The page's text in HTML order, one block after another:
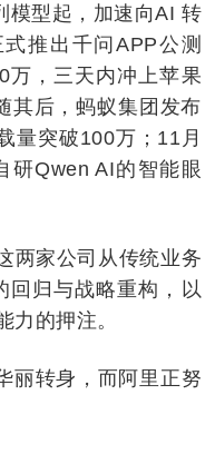
模型起，加速向AI 转
推出千问APP公测
万，三天内冲上苹果
其后，蚂蚁集团发布
量突破100万；11月
研Qwen AI的智能眼
家公司从传统业务
回归与战略重构，以
力的押注。
转身，而阿里正努